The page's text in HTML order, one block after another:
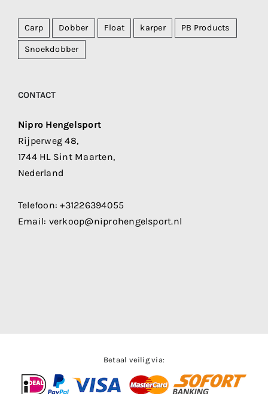
Carp Dobber Float karper PB Products
Snoekdobber
CONTACT
Nipro Hengelsport
Rijperweg 48,
1744 HL Sint Maarten,
Nederland
Telefoon:+31226394055
Email: verkoop@niprohengelsport.nl
Betaal veilig via: